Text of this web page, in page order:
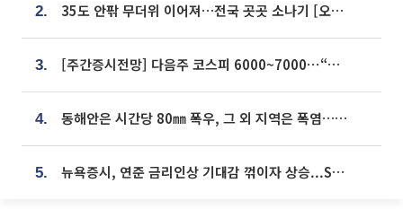
2. 35도 안팎 무더위 이어져…전국 곳곳 소나기 [오늘 날씨]
3. [주간증시전망] 다음주 코스피 6000~7000⋯“外人 수급은 정책이 변수”
4. 동해안은 시간당 80㎜ 폭우, 그 외 지역은 폭염…‘극과 극 날씨’
5. 뉴욕증시, 연준 금리인상 기대감 꺾이자 상승...S&P500 사상 최고치 [종합]